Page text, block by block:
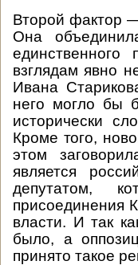
Второй фактор
Она
взглядам явно
Ивана
него могло бы
исторически
Кроме того,
этом
является
депутатом,
присоединения
власти. И так
было, а
принято такое